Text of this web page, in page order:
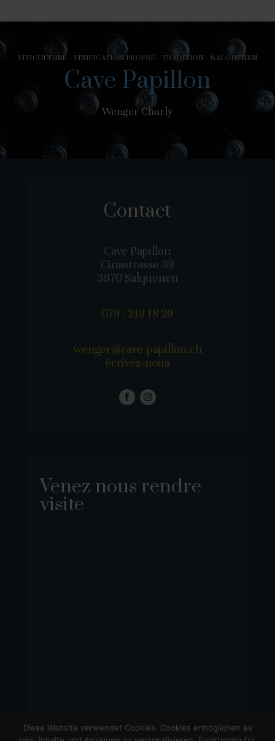
VITICULTURE - VINIFICATION PROPRE - TRADITION - SALQUENEN
Cave Papillon
Wenger Charly
Contact
Cave Papillon
Cinastrasse 39
3970 Salquenen
079 / 219 18 29
wenger@cave-papillon.ch
écrivez-nous
Venez nous rendre
visite
Diese Website verwendet Cookies. Cookies ermöglichen es